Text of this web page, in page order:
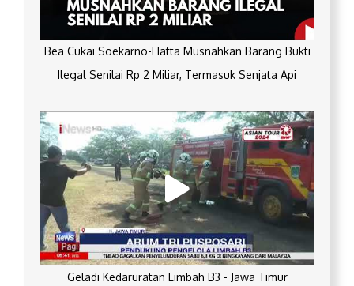
Bea Cukai Soekarno-Hatta Musnahkan Barang Bukti
Ilegal Senilai Rp 2 Miliar, Termasuk Senjata Api
Geladi Kedaruratan Limbah B3 - Jawa Timur